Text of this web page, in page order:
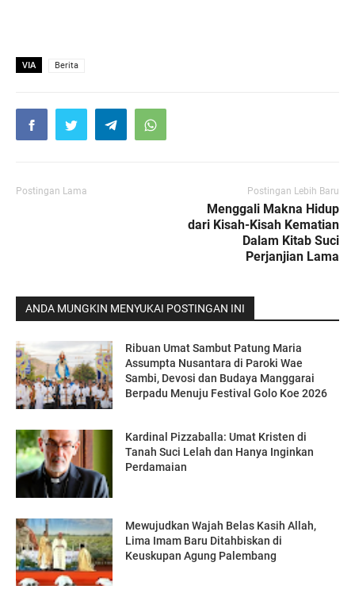
VIA Berita
Postingan Lama Postingan Lebih Baru
Menggali Makna Hidup
dari Kisah-Kisah Kematian
Dalam Kitab Suci
Perjanjian Lama
ANDA MUNGKIN MENYUKAI POSTINGAN INI
Ribuan Umat Sambut Patung Maria
Assumpta Nusantara di Paroki Wae
Sambi, Devosi dan Budaya Manggarai
Berpadu Menuju Festival Golo Koe 2026
Kardinal Pizzaballa: Umat Kristen di
Tanah Suci Lelah dan Hanya Inginkan
Perdamaian
Mewujudkan Wajah Belas Kasih Allah,
Lima Imam Baru Ditahbiskan di
Keuskupan Agung Palembang